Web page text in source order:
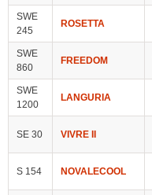
SWE
245
ROSETTA
SWE
860
FREEDOM
SWE
1200
LANGURIA
SE 30 VIVRE II
S 154 NOVALECOOL